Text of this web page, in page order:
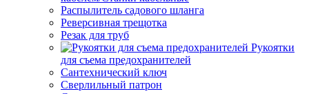
Распылитель садового шланга
Реверсивная трещотка
Резак для труб
Рукоятки
для съема предохранителей
Сантехнический ключ
Сверлильный патрон